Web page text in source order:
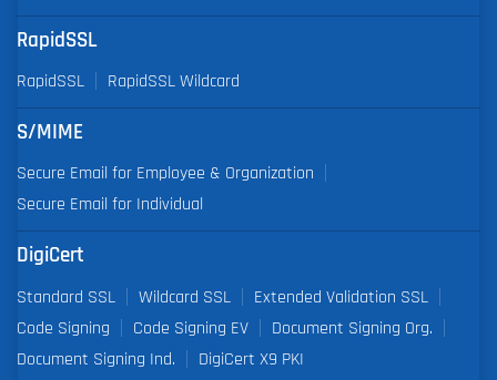
RapidSSL
RapidSSL RapidSSL Wildcard
S/MIME
Secure Email for Employee & Organization
Secure Email for Individual
DigiCert
Standard SSL Wildcard SSL
Extended Validation SSL
Code Signing
Code Signing EV
Document Signing Org.
Document Signing Ind.
DigiCert X9 PKI